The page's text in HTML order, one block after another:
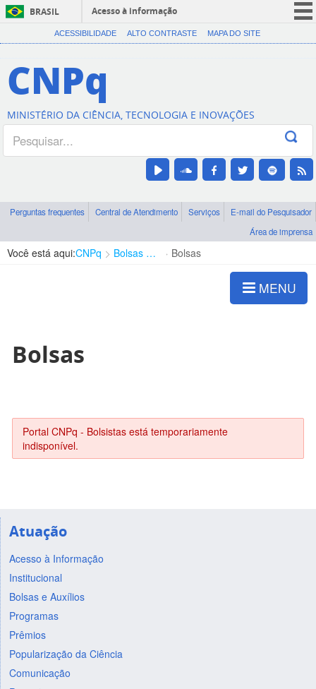
BRASIL
Acesso à informação
CORONAVÍRUS (COVID-19)
Canais
ACESSIBILIDADE ALTO CONTRASTE MAPA DO SITE
CNPq
MINISTÉRIO DA CIÊNCIA, TECNOLOGIA E INOVAÇÕES
Perguntas frequentes Central de Atendimento Serviços
E-mail do Pesquisador
Área de imprensa
Você está aqui:CNPq Bolsas e Auxílios Vigentes Bolsas
MENU
Bolsas
Portal CNPq - Bolsistas está temporariamente
indisponível.
Atuação
Acesso à Informação
Institucional
Bolsas e Auxílios
Programas
Prêmios
Popularização da Ciência
Comunicação